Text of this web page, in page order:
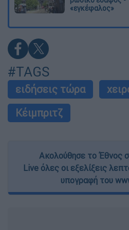
«εγκέφαλος»
#TAGS
ειδήσεις τώρα
Κέιμπριτζ
Ακολούθησε το Έθνος
Live όλες οι εξελίξεις
υπογραφή του